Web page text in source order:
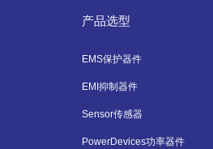
产品选型
EMS保护器件
EMI抑制器件
Sensor传感器
PowerDevices功率器件